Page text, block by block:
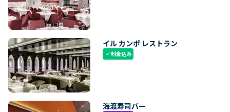
イル カンポ レストラン
check料金込み
海渡寿司バー